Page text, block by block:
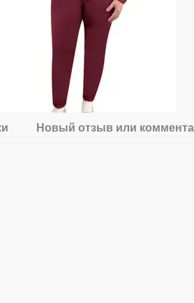
Новый отзыв или